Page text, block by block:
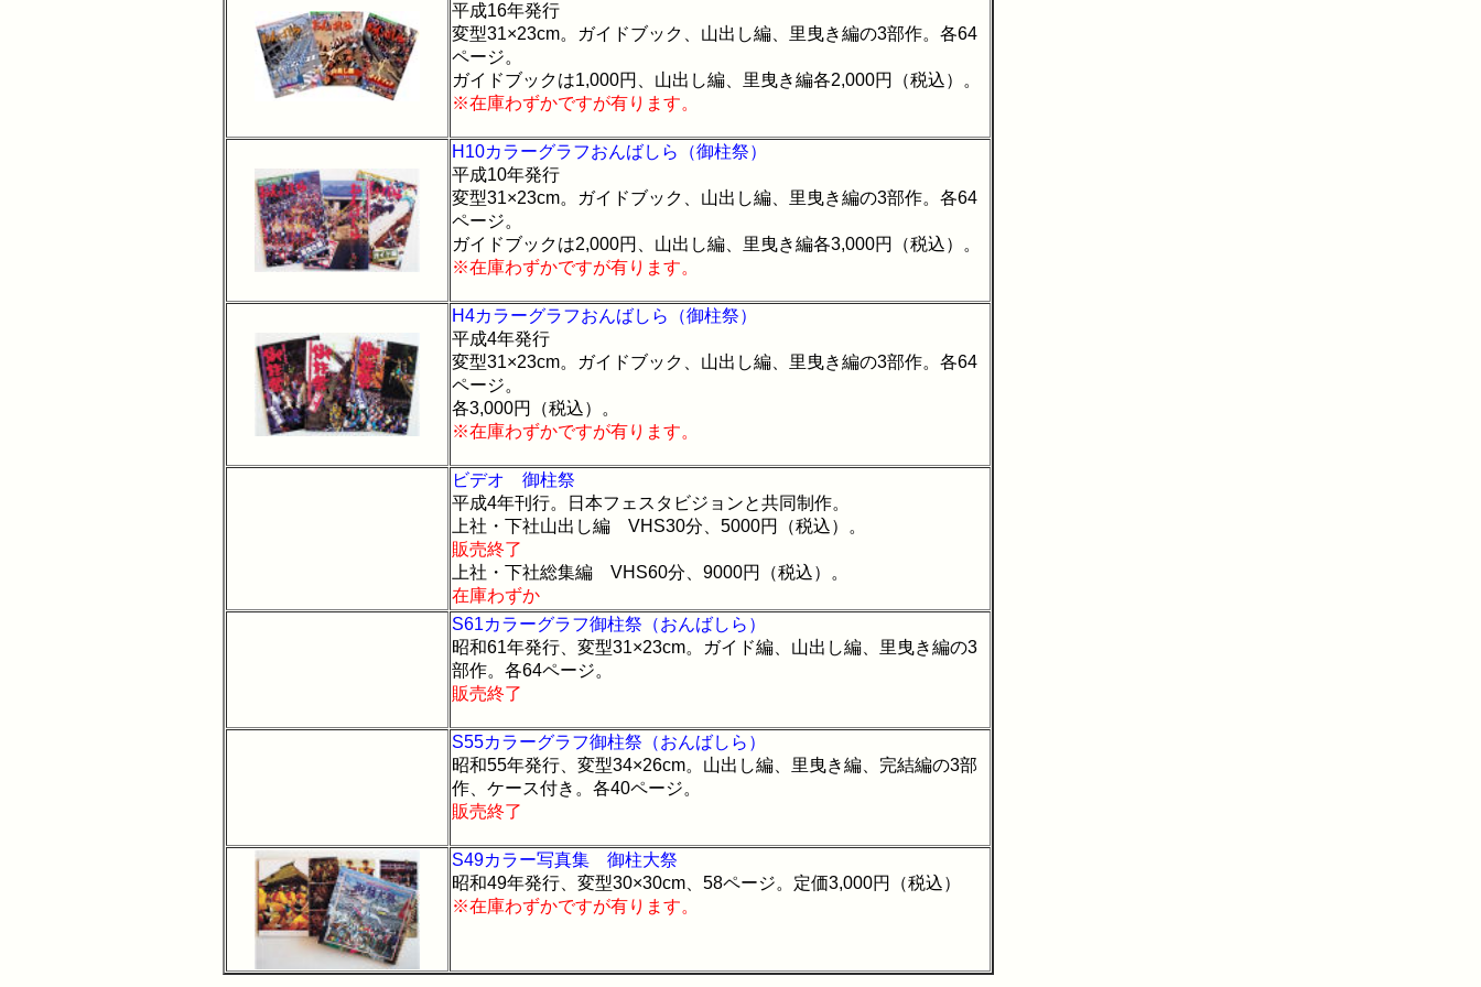
平成16年発行
変型31×23cm。ガイドブック、山出し編、里曳き編の3部作。各64
ページ。
ガイドブックは1,000円、山出し編、里曳き編各2,000円（税込）。
※在庫わずかですが有ります。
H10カラーグラフおんばしら（御柱祭）
平成10年発行
変型31×23cm。ガイドブック、山出し編、里曳き編の3部作。各64
ページ。
ガイドブックは2,000円、山出し編、里曳き編各3,000円（税込）。
※在庫わずかですが有ります。
H4カラーグラフおんばしら（御柱祭）
平成4年発行
変型31×23cm。ガイドブック、山出し編、里曳き編の3部作。各64
ページ。
各3,000円（税込）。
※在庫わずかですが有ります。
ビデオ 御柱祭
平成4年刊行。日本フェスタビジョンと共同制作。
上社・下社山出し編 VHS30分、5000円（税込）。
販売終了
上社・下社総集編 VHS60分、9000円（税込）。
在庫わずか
S61カラーグラフ御柱祭（おんばしら）
昭和61年発行、変型31×23cm。ガイド編、山出し編、里曳き編の3
部作。各64ページ。
販売終了
S55カラーグラフ御柱祭（おんばしら）
昭和55年発行、変型34×26cm。山出し編、里曳き編、完結編の3部
作、ケース付き。各40ページ。
販売終了
S49カラー写真集 御柱大祭
昭和49年発行、変型30×30cm、58ページ。定価3,000円（税込）
※在庫わずかですが有ります。